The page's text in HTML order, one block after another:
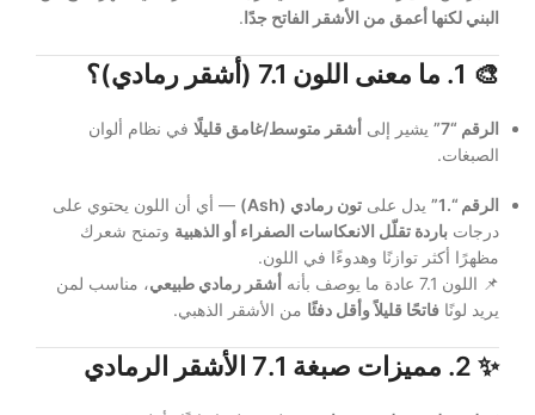
البني لكنها أعمق من الأشقر الفاتح جدًا.
🎨 1. ما معنى اللون 7.1 (أشقر رمادي)؟
الرقم “7” يشير إلى أشقر متوسط/غامق قليلًا في نظام ألوان
الصبغات.
الرقم “.1” يدل على تون رمادي (Ash)
— أي أن اللون يحتوي على
درجات باردة تقلّل الانعكاسات الصفراء أو الذهبية وتمنح شعرك
مظهرًا أكثر توازنًا وهدوءًا في اللون.
📌 اللون 7.1 عادة ما يوصف بأنه
أشقر رمادي طبيعي، مناسب لمن
يريد لونًا فاتحًا قليلاً وأقل دفئًا من الأشقر الذهبي.
✨ 2. مميزات صبغة 7.1 الأشقر الرمادي